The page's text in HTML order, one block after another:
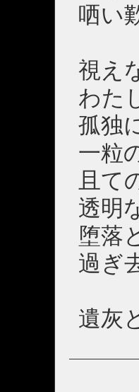
哂い
視え
わた
孤独
一粒
且て
透明
堕落
過ぎ
遺灰